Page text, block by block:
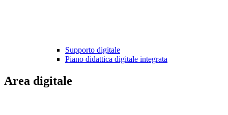
Supporto digitale
Piano didattica digitale integrata
Area digitale